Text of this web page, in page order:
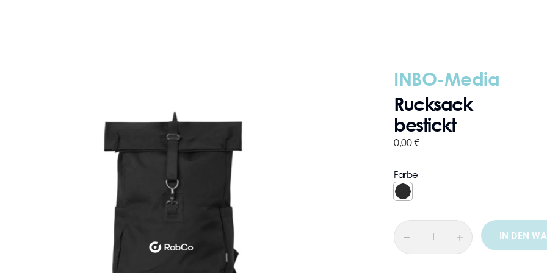
INBO-Media
Rucksack
bestickt
0,00€
Farbe
IN DEN